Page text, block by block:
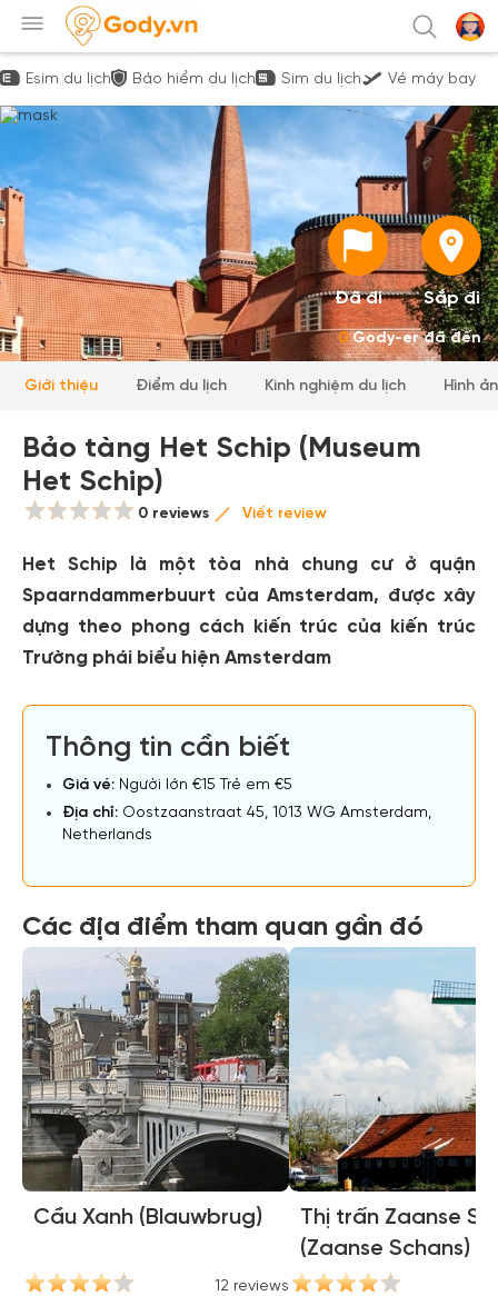
Esim du lịch Bảo hiểm du lịch Sim du lịch Vé máy bay
Đã đi Sắp đi
0Gody-er đã đến
Giới thiệu Điểm du lịch Kinh nghiệm du lịch Hình
Bảo tàng Het Schip (Museum
Het Schip)
0 reviews Viết review
Het Schip là một tòa nhà chung cư ở quận
Spaarndammerbuurt của Amsterdam, được xây
dựng theo phong cách kiến trúc của kiến trúc
Trường phái biểu hiện Amsterdam
Thông tin cần biết
Giá vé: Người lớn €15 Trẻ em €5
Địa chỉ: Oostzaanstraat 45, 1013 WG Amsterdam,
Netherlands
Các địa điểm tham quan gần đó
Cầu Xanh (Blauwbrug)
12 reviews
Thị trấn Zaanse
(Zaanse Schans)